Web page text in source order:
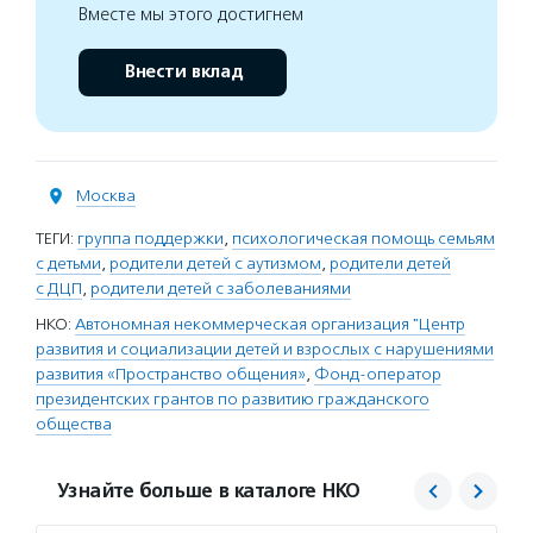
Вместе мы этого достигнем
Внести вклад
Москва
ТЕГИ: группа поддержки, психологическая помощь семьям
с детьми, родители детей с аутизмом, родители детей
с ДЦП, родители детей с заболеваниями
НКО: Автономная некоммерческая организация "Центр
развития и социализации детей и взрослых с нарушениями
развития «Пространство общения», Фонд-оператор
президентских грантов по развитию гражданского
общества
Узнайте больше в каталоге НКО